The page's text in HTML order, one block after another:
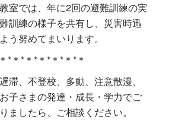
室では、年に2回の避難訓練の実
訓練の様子を共有し、災害時迅
う努めてまいります。
*＊*＊*＊*＊*＊*＊
滞、不登校、多動、注意散漫、
子さまの発達・成長・学力でご
ましたら、ご相談ください。